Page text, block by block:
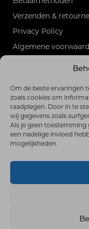
Om de beste ervaringen
zoals cookies om
raadplegen. Door in te
wij gegevens zoals
Als je geen
een nadelige invloed
mogelijkheden.
Verzenden &
Privacy Policy
Algemene
Alle producten
RSS-feed
FRANK
Burg. Vrijlandweg 35,
6997 AB Hoog-Keppel
© 2026 Frank